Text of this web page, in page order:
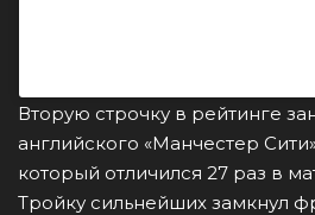
Вторую строчку в рейтинге
английского «Манчестер
который отличился 27 раз в
Тройку сильнейших замкнул